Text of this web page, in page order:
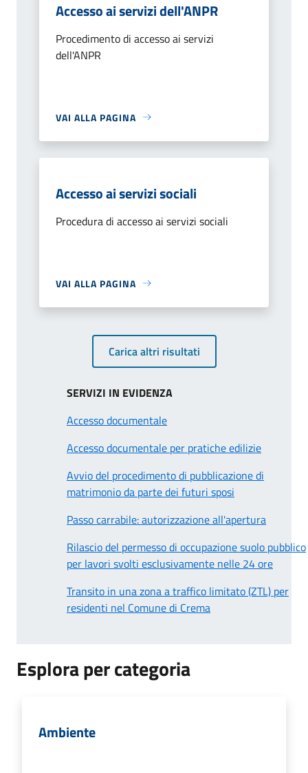
Accesso ai servizi dell'ANPR
Procedimento di accesso ai servizi
dell'ANPR
VAI ALLA PAGINA
Accesso ai servizi sociali
Procedura di accesso ai servizi sociali
VAI ALLA PAGINA
Carica altri risultati
SERVIZI IN EVIDENZA
Accesso documentale
Accesso documentale per pratiche edilizie
Avvio del procedimento di pubblicazione di
matrimonio da parte dei futuri sposi
Passo carrabile: autorizzazione all'apertura
Rilascio del permesso di occupazione suolo pubblico
per lavori svolti esclusivamente nelle 24 ore
Transito in una zona a traffico limitato (ZTL) per
residenti nel Comune di Crema
Esplora per categoria
Ambiente